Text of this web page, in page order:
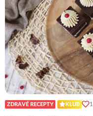
ZDRAVÉ RECEPTY KLUB